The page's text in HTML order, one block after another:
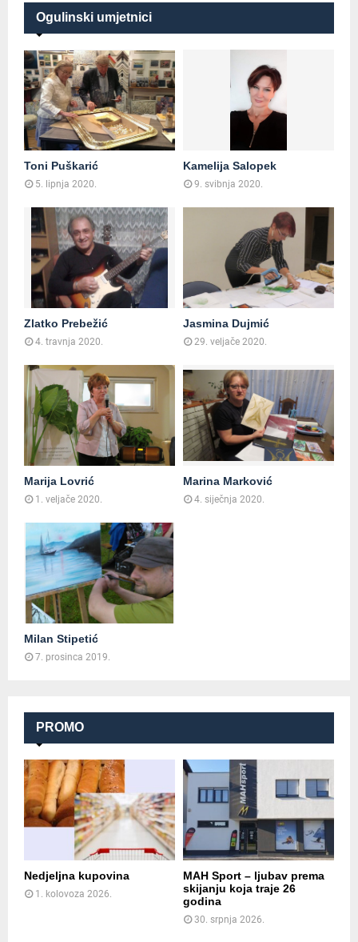
Ogulinski umjetnici
Toni Puškarić
5. lipnja 2020.
Kamelija Salopek
9. svibnja 2020.
Zlatko Prebežić
4. travnja 2020.
Jasmina Dujmić
29. veljače 2020.
Marija Lovrić
1. veljače 2020.
Marina Marković
4. siječnja 2020.
Milan Stipetić
7. prosinca 2019.
PROMO
Nedjeljna kupovina
1. kolovoza 2026.
MAH Sport – ljubav prema
skijanju koja traje 26
godina
30. srpnja 2026.